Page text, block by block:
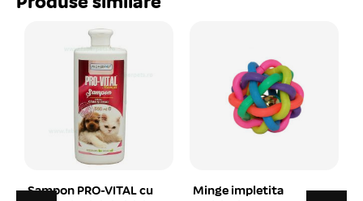
Minge impletita
Zgarda din piele